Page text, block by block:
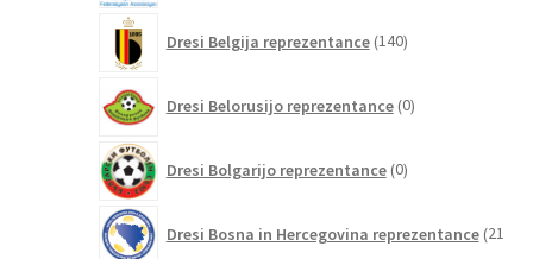
Dresi Belgija reprezentance 140izdelkov
Dresi Belorusijo reprezentance 0izdelkov
Dresi Bolgarijo reprezentance 0izdelkov
Dresi Bosna in Hercegovina reprezentance 21